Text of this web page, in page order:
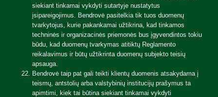
siekiant tinkamai vykdyti sutartyje nustatytus
įsipareigojimus. Bendrovė pasitelkia tik tuos duomenų
tvarkytojus, kurie pakankamai užtikrina, kad tinkamos
techninės ir organizacinės priemonės bus įgyvendintos tokiu
būdu, kad duomenų tvarkymas atitiktų Reglamento
reikalavimus ir būtų užtikrinta duomenų subjekto teisių
apsauga.
Bendrovė taip pat gali teikti klientų duomenis atsakydama į
teismų, antstolių arba valstybinių institucijų prašymus ta
apimtimi, kiek tai būtina siekiant tinkamai vykdyti